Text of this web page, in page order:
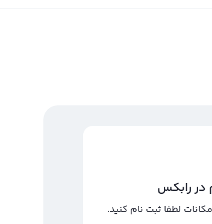
در رابکس
لطفا ثبت نام کنید.